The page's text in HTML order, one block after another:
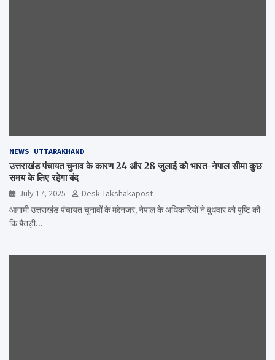
NEWS UTTARAKHAND
उत्तराखंड पंचायत चुनाव के कारण 24 और 28 जुलाई को भारत-नेपाल सीमा कुछ
समय के लिए रहेगा बंद
July 17, 2025
Desk Takshakapost
आगामी उत्तराखंड पंचायत चुनावों के मद्देनजर, नेपाल के अधिकारियों ने बुधवार को पुष्टि की
कि बैतड़ी…